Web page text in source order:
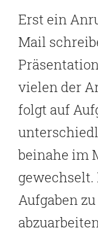
Erst ein
Mail
vielen der
folgt auf
beinahe im
gewechselt.
Aufgaben